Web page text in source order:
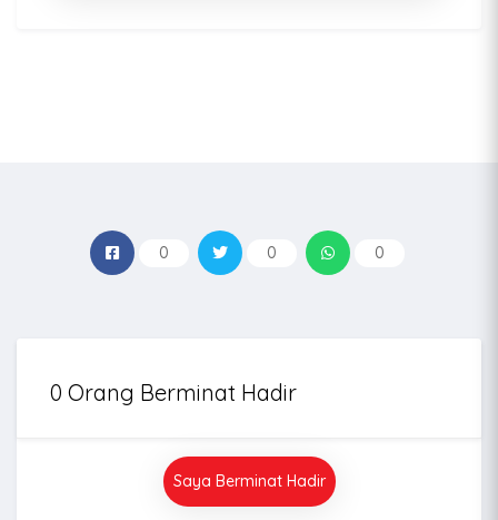
0 0 0
0 Orang Berminat Hadir
Saya Berminat Hadir